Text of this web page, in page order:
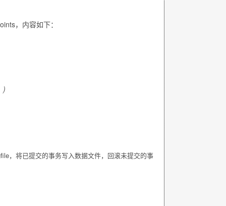
，内容如下：
)
，将已提交的事务写入数据文件，回滚未提交的事